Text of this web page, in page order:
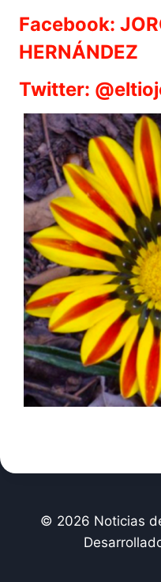
Facebook:
HERNÁNDEZ
Twitter:
© 2026 Noticias